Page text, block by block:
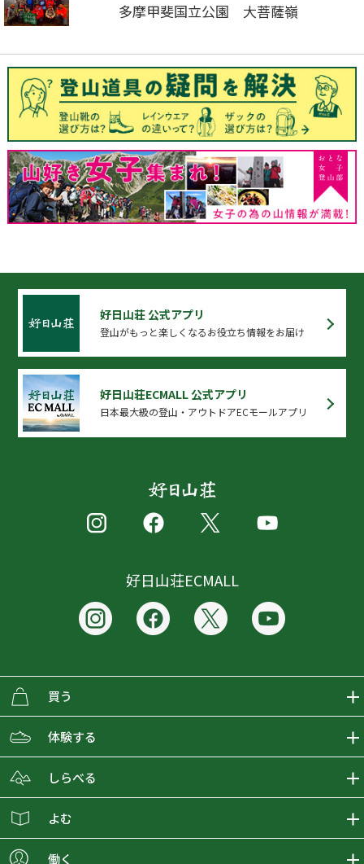
多摩甲斐国立公園 大菩薩嶺
好日山荘 公式アプリ
登山がもっと楽しくなるお役立ち情報をお届け
好日山荘ECMALL 公式アプリ
日本最大級の登山・アウトドアECモールアプリ
好日山荘ECMALL
買う
ECMALLの商品をさがす
取り扱いブランド一覧
ショップブログ
体験する
おとな女子登山部
しらべる
登山レポート
よむ
働く